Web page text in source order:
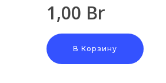
Hit enter to search or ESC to
1,00 Br
В Корзину